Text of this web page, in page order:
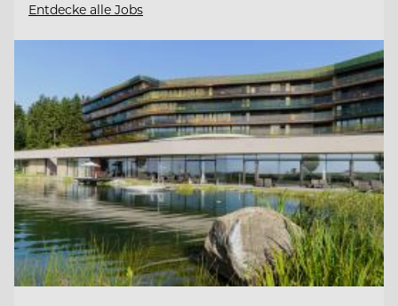
Entdecke alle Jobs